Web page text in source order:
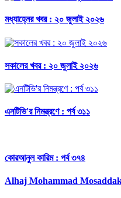
মধ্যাহ্নের খবর : ২০ জুলাই ২০২৬
সকালের খবর : ২০ জুলাই ২০২৬
এনটিভি'র নিমন্ত্রণে : পর্ব ৩১১
কোরআনুল কারিম : পর্ব ৩৭৪
Alhaj Mohammad